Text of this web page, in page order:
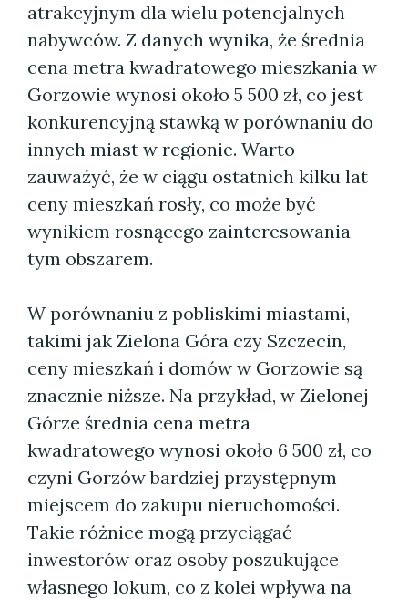
atrakcyjnym dla wielu potencjalnych
nabywców. Z danych wynika, że średnia
cena metra kwadratowego mieszkania w
Gorzowie wynosi około 5 500 zł, co jest
konkurencyjną stawką w porównaniu do
innych miast w regionie. Warto
zauważyć, że w ciągu ostatnich kilku lat
ceny mieszkań rosły, co może być
wynikiem rosnącego zainteresowania
tym obszarem.
W porównaniu z pobliskimi miastami,
takimi jak Zielona Góra czy Szczecin,
ceny mieszkań i domów w Gorzowie są
znacznie niższe. Na przykład, w Zielonej
Górze średnia cena metra
kwadratowego wynosi około 6 500 zł, co
czyni Gorzów bardziej przystępnym
miejscem do zakupu nieruchomości.
Takie różnice mogą przyciągać
inwestorów oraz osoby poszukujące
własnego lokum, co z kolei wpływa na